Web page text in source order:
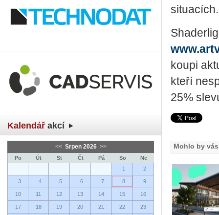
Kalendář akcí
<< Srpen 2026 >>
Po Út St Čt Pá So
Ne
1
2
3 4 5 6 7 8 9
10 11 12 13 14 15 16
17 18 19 20 21 22 23
situacích.
koupi
kteří
25%
Mohlo by